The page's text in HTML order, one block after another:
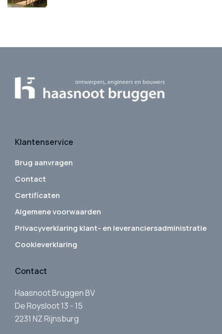
Klantenservice
Brug aanvragen
Contact
Certificaten
Algemene voorwaarden
Privacyverklaring klant- en leveranciersadministratie
Cookieverklaring
Contact
Haasnoot Bruggen BV
De Roysloot 13 - 15
2231 NZ Rijnsburg